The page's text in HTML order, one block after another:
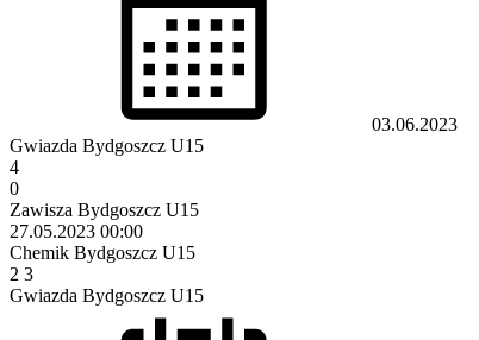
03.06.2023
Gwiazda Bydgoszcz U15
4
0
Zawisza Bydgoszcz U15
27.05.2023 00:00
Chemik Bydgoszcz U15
2 3
Gwiazda Bydgoszcz U15